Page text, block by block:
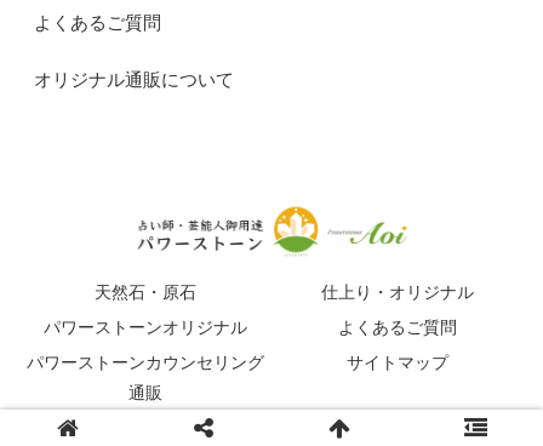
よくあるご質問
オリジナル通販について
天然石・原石
仕上り・オリジナル
パワーストーンオリジナル
よくあるご質問
パワーストーンカウンセリング
通販
サイトマップ
© 2015-2026 占い師・芸能人御用達パワーストーンマガジン.